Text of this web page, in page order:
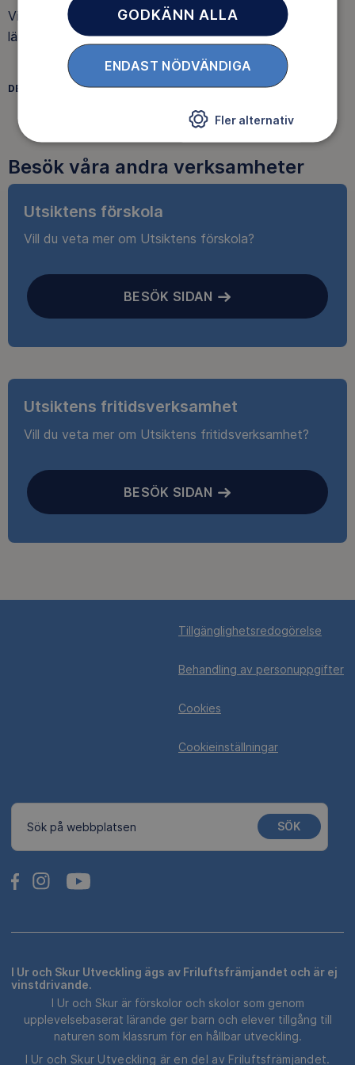
Vi erbjuder fritids för f-3 och fritidsklubb för 4-6. Följ
länken för att läsa mer.
DELA
Besök våra andra verksamheter
Utsiktens förskola
Vill du veta mer om Utsiktens förskola?
BESÖK SIDAN
Utsiktens fritidsverksamhet
Vill du veta mer om Utsiktens fritidsverksamhet?
BESÖK SIDAN
Tillgänglighetsredogörelse
Behandling av personuppgifter
Cookies
Cookieinställningar
Sök på webbplatsen SÖK
I Ur och Skur Utveckling ägs av Friluftsfrämjandet och är ej
vinstdrivande.
I Ur och Skur är förskolor och skolor som genom
upplevelsebaserat lärande ger barn och elever tillgång till
naturen som klassrum för en hållbar utveckling.
I Ur och Skur Utveckling är en del av Friluftsfrämjandet.
GODKÄNN ALLA
ENDAST NÖDVÄNDIGA
Fler alternativ